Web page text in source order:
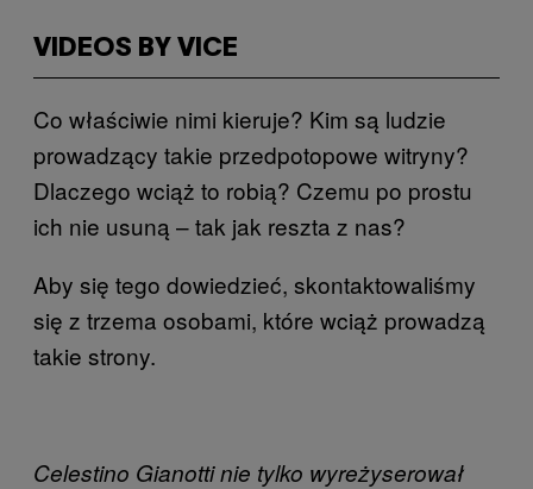
VIDEOS BY VICE
Co właściwie nimi kieruje? Kim są ludzie
prowadzący takie przedpotopowe witryny?
Dlaczego wciąż to robią? Czemu po prostu
ich nie usuną – tak jak reszta z nas?
Aby się tego dowiedzieć, skontaktowaliśmy
się z trzema osobami, które wciąż prowadzą
takie strony.
Celestino Gianotti nie tylko wyreżyserował